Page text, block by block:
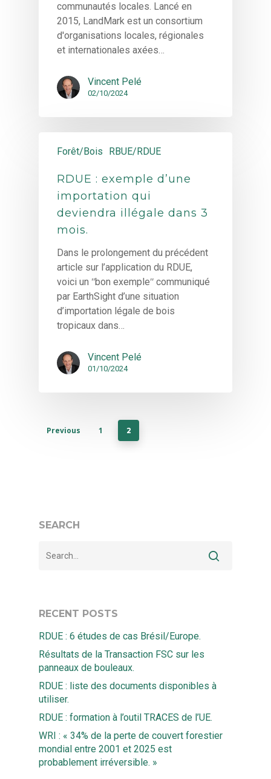
communautés locales. Lancé en
2015, LandMark est un consortium
d'organisations locales, régionales
et internationales axées…
Vincent Pelé
02/10/2024
Forêt/Bois RBUE/RDUE
RDUE : exemple d’une
importation qui
deviendra illégale dans 3
mois.
Dans le prolongement du précédent
article sur l’application du RDUE,
voici un ʺbon exempleʺ communiqué
par EarthSight d’une situation
d’importation légale de bois
tropicaux dans…
Vincent Pelé
01/10/2024
Previous 1 2
SEARCH
RECENT POSTS
RDUE : 6 études de cas Brésil/Europe.
Résultats de la Transaction FSC sur les
panneaux de bouleaux.
RDUE : liste des documents disponibles à
utiliser.
RDUE : formation à l’outil TRACES de l’UE.
WRI : « 34% de la perte de couvert forestier
mondial entre 2001 et 2025 est
probablement irréversible. »